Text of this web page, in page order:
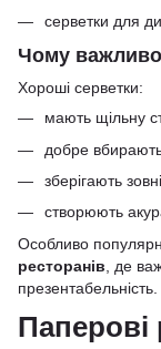
серветки для
Чому важливо
Хороші серветки:
мають щільну
добре
зберігають
створюють
Особливо
ресторанів , де
презентабельність.